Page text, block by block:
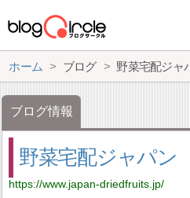
ホーム ブログ 野菜宅配ジャ
ブログ情報
野菜宅配ジャパン
https://www.japan-driedfruits.jp/